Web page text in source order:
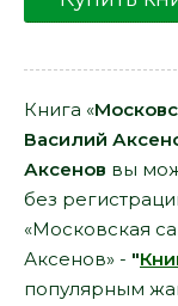
Книга «
Василий
Аксенов вы
без
«Московская
Аксенов» - "
популярным